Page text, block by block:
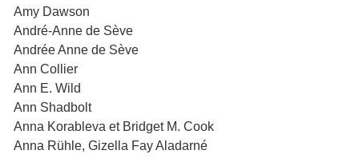
Amy Dawson
André-Anne de Sève
Andrée Anne de Sève
Ann Collier
Ann E. Wild
Ann Shadbolt
Anna Korableva et Bridget M. Cook
Anna Rühle, Gizella Fay Aladarné